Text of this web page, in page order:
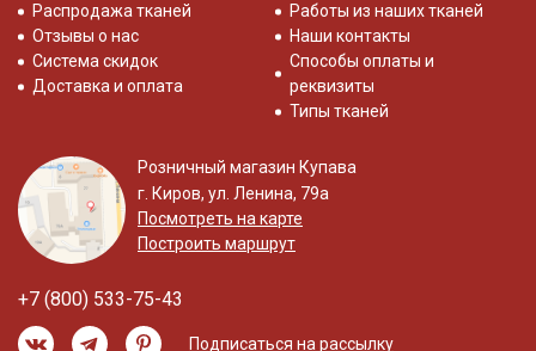
Распродажа тканей
Отзывы о нас
Система скидок
Доставка и оплата
Работы из наших тканей
Наши контакты
Способы оплаты и
реквизиты
Типы тканей
Розничный магазин Купава
г. Киров, ул. Ленина, 79а
Посмотреть на карте
Построить маршрут
+7 (800) 533-75-43
Подписаться на рассылку